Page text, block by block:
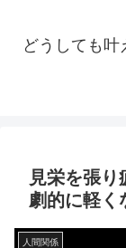
どうしても
見栄を張
劇的に軽く
人間関係